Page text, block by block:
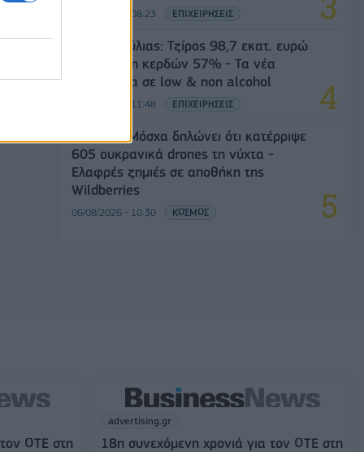
06/08/2026 - 08:23 ΕΠΙΧΕΙΡΗΣΕΙΣ
Β.Σ. Καρούλιας: Τζίρος 98,7 εκατ. ευρώ
και αύξηση κερδών 57% - Τα νέα
στοιχήματα σε low & non alcohol
06/08/2026 - 11:48 ΕΠΙΧΕΙΡΗΣΕΙΣ
Ρωσία: Η Μόσχα δηλώνει ότι κατέρριψε
605 ουκρανικά drones τη νύχτα -
Ελαφρές ζημιές σε αποθήκη της
Wildberries
06/08/2026 - 10:30 ΚΟΣΜΟΣ
ΟΤΕ στη
advertising.gr
18η συνεχόμενη χρονιά για τον ΟΤΕ στη